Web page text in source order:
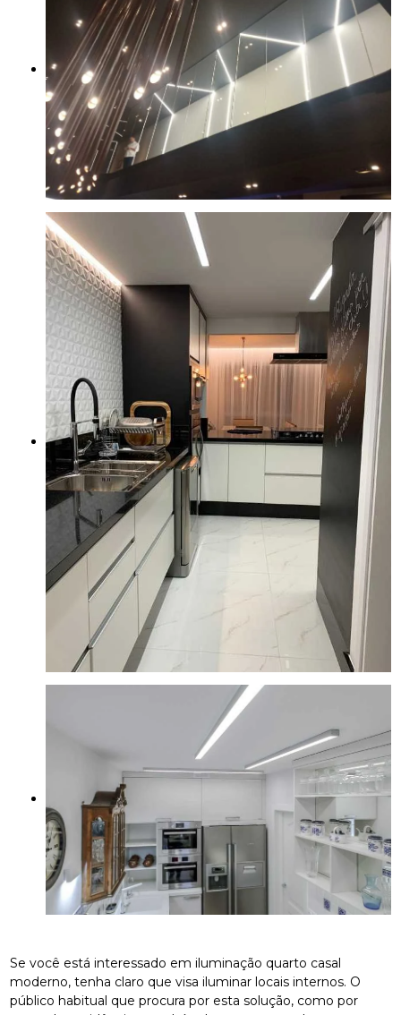
Se você está interessado em iluminação quarto casal
moderno, tenha claro que visa iluminar locais internos. O
público habitual que procura por esta solução, como por